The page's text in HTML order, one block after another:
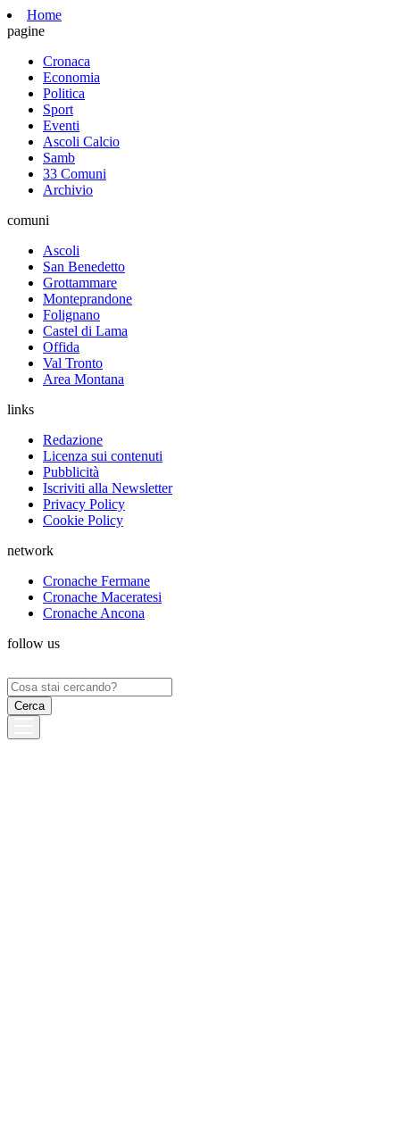
Home
pagine
Cronaca
Economia
Politica
Sport
Eventi
Ascoli Calcio
Samb
33 Comuni
Archivio
comuni
Ascoli
San Benedetto
Grottammare
Monteprandone
Folignano
Castel di Lama
Offida
Val Tronto
Area Montana
links
Redazione
Licenza sui contenuti
Pubblicità
Iscriviti alla Newsletter
Privacy Policy
Cookie Policy
network
Cronache Fermane
Cronache Maceratesi
Cronache Ancona
follow us
Ricerca
per: